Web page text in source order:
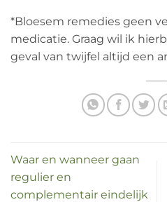
*Bloesem remedies geen
medicatie. Graag wil ik
geval van twijfel altijd een
Waar en wanneer gaan
regulier en
complementair eindelijk